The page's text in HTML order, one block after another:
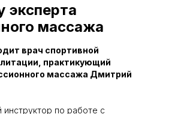
эксперта
массажа
врач спортивной
практикующий
массажа Дмитрий
по работе с